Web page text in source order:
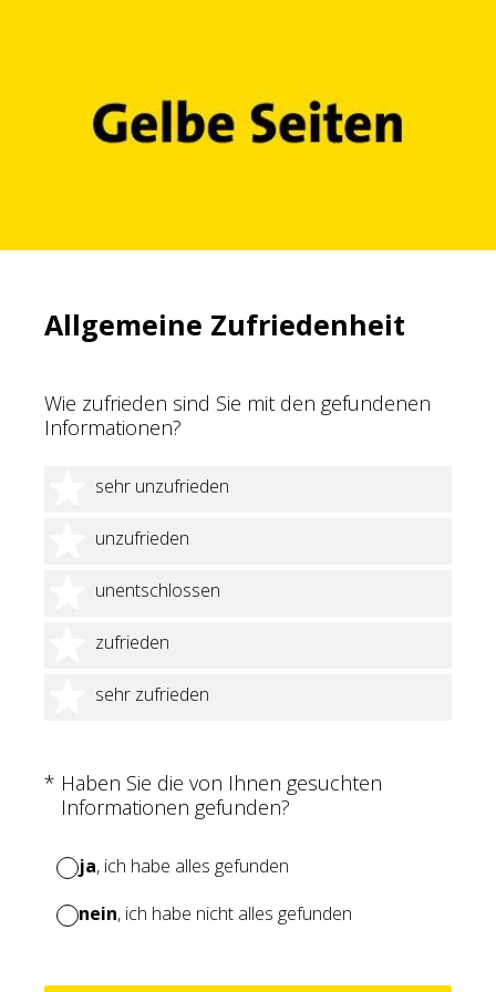
Allgemeine Zufriedenheit
Wie zufrieden sind Sie mit den gefundenen
Informationen?
sehr unzufrieden
1 Stern
unzufrieden
2 Sterne
unentschlossen
3 Sterne
zufrieden
4 Sterne
sehr zufrieden
5 Sterne
* Haben Sie die von Ihnen gesuchten
Informationen gefunden?
(Erforderlich.)
ja, ich habe alles gefunden
nein, ich habe nicht alles gefunden